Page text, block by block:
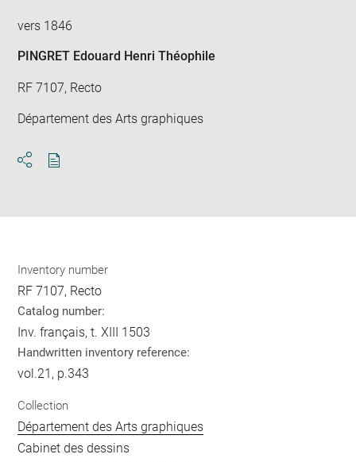
vers 1846
PINGRET Edouard Henri Théophile
RF 7107, Recto
Département des Arts graphiques
Inventory number
RF 7107, Recto
Catalog number:
Inv. français, t. XIII 1503
Handwritten inventory reference:
vol.21, p.343
Collection
Département des Arts graphiques
Cabinet des dessins